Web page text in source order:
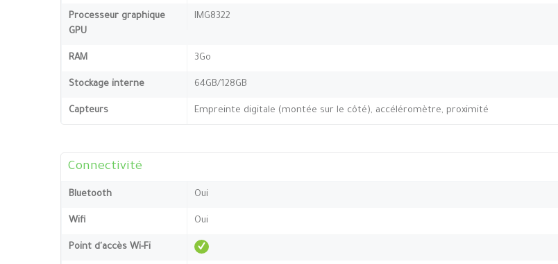
Processeur graphique
GPU
IMG8322
RAM 3Go
Stockage interne 64GB/128GB
Capteurs Empreinte digitale (montée sur le côté), accéléromètre, proximité
Connectivité
Bluetooth Oui
Wifi Oui
Point d'accès Wi-Fi